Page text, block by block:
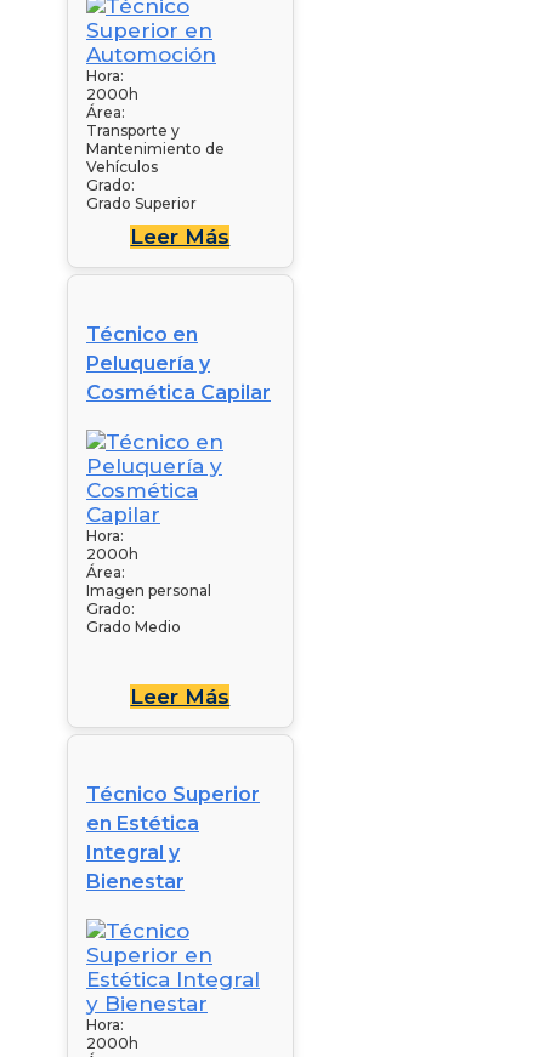
Hora:
2000h
Área:
Transporte y
Mantenimiento de
Vehículos
Grado:
Grado Superior
Leer Más
Técnico en
Peluquería y
Cosmética Capilar
Hora:
2000h
Área:
Imagen personal
Grado:
Grado Medio
Leer Más
Técnico Superior
en Estética
Integral y
Bienestar
Hora:
2000h